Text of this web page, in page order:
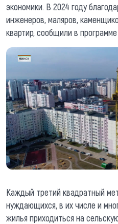
экономики. В 2024 году
инженеров, маляров,
квартир, сообщили в
Каждый третий квадратный
нуждающихся, в их числе и
жилья приходиться на